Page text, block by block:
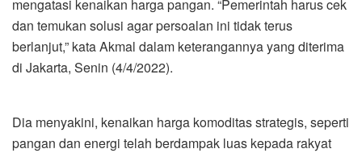
mengatasi kenaikan harga pangan. “Pemerintah harus cek
dan temukan solusi agar persoalan ini tidak terus
berlanjut,” kata Akmal dalam keterangannya yang diterima
di Jakarta, Senin (4/4/2022).
Dia menyakini, kenaikan harga komoditas strategis, seperti
pangan dan energi telah berdampak luas kepada rakyat